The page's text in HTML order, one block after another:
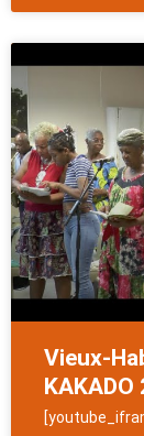
Vieux-
KAKADO